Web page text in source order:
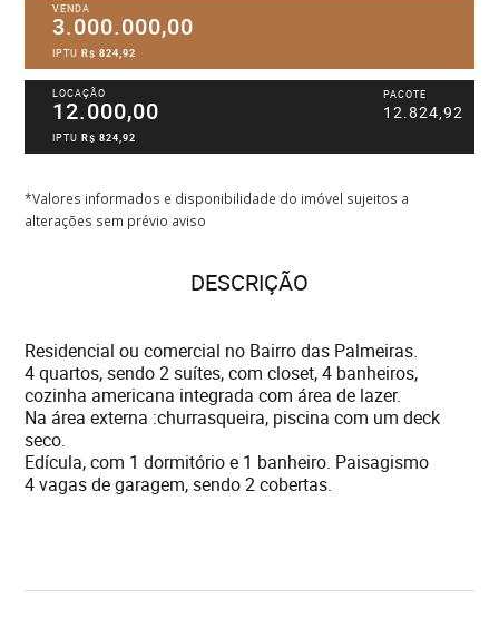
VENDA
3.000.000,00
IPTUR$ 824,92
LOCAÇÃO
12.000,00
PACOTE
12.824,92
IPTUR$ 824,92
*Valores informados e disponibilidade do imóvel sujeitos a
alterações sem prévio aviso
DESCRIÇÃO
Residencial ou comercial no Bairro das Palmeiras.
4 quartos, sendo 2 suítes, com closet, 4 banheiros,
cozinha americana integrada com área de lazer.
Na área externa :churrasqueira, piscina com um deck
seco.
Edícula, com 1 dormitório e 1 banheiro. Paisagismo
4 vagas de garagem, sendo 2 cobertas.